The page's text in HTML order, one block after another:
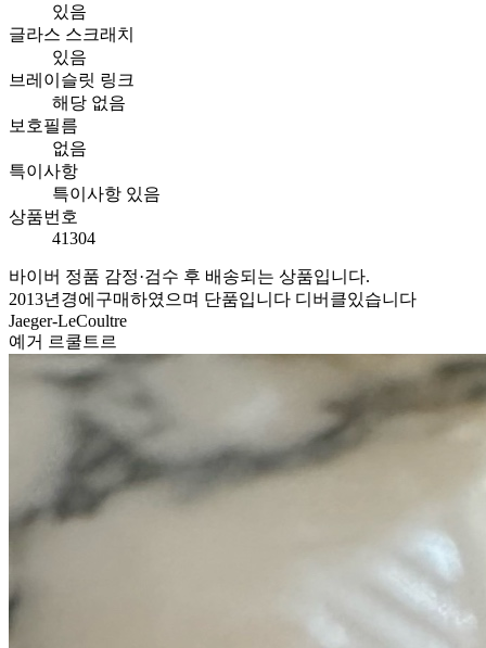
있음
글라스 스크래치
있음
브레이슬릿 링크
해당 없음
보호필름
없음
특이사항
특이사항 있음
상품번호
41304
바이버 정품 감정·검수 후 배송되는 상품입니다.
2013년경에구매하였으며 단품입니다 디버클있습니다
Jaeger-LeCoultre
예거 르쿨트르